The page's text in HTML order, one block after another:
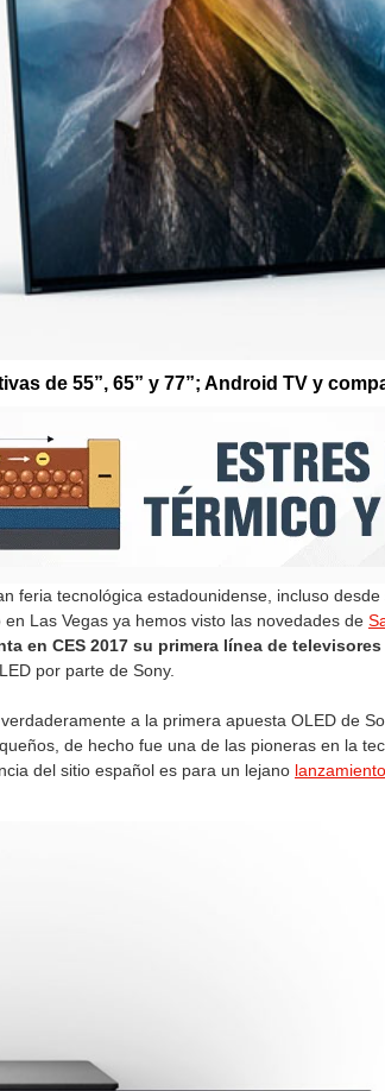
de 55”, 65” y 77”; Android TV y
feria tecnológica estadounidense, incluso
Las Vegas ya hemos visto las novedades de
en CES 2017 su primera línea de televisores
por parte de Sony.
verdaderamente a la primera apuesta OLED de
de hecho fue una de las pioneras en la
del sitio español es para un lejano